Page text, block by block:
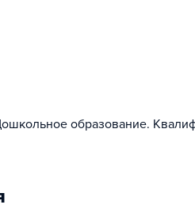
образование.